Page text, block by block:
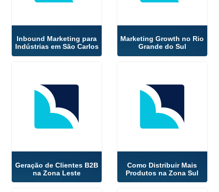
Inbound Marketing para
Indústrias em São Carlos
Marketing Growth no Rio
Grande do Sul
Geração de Clientes B2B
na Zona Leste
Como Distribuir Mais
Produtos na Zona Sul